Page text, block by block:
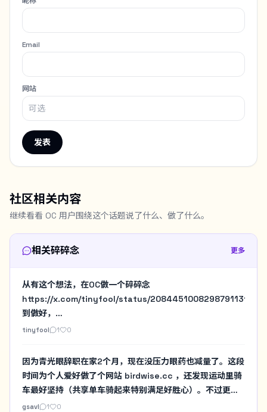
Email
网站
发表
社区相关内容
继续看看 OC 用户围绕这个话题说了什么、做了什么。
相关碎碎念 更多
从有这个想法，在OC做一个碎碎念
https://x.com/tinyfool/status/2084451008298791131
到做好，
https://x.com/tinyfool/status/2084490288681386154
做出来，上线看看，好用就留下，没价值再说，讨论is
cheap，let's use ai make it to try
tinyfool 1 0
因为青光眼辞职在家2个月，现在没压力眼药也减量了。这段
时间为个人爱好做了个网站 birdwise.cc ，还发现运动里骑
车最好坚持（共享单车骑起来特别满足好胜心）。不过更难
的英语口语和开源社区贡献，目前进展很慢
gsavl 1 0